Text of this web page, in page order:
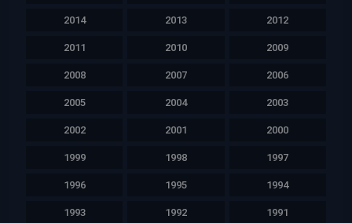
2014 2013 2012
2011 2010 2009
2008 2007 2006
2005 2004 2003
2002 2001 2000
1999 1998 1997
1996 1995 1994
1993 1992 1991